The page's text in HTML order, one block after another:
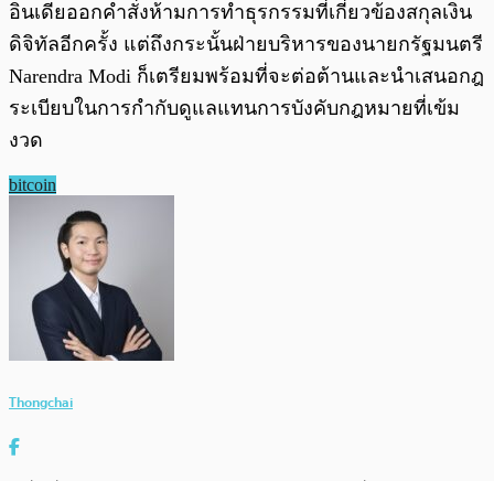
อินเดียออกคำสั่งห้ามการทำธุรกรรมที่เกี่ยวข้องสกุลเงิน
ดิจิทัลอีกครั้ง แต่ถึงกระนั้นฝ่ายบริหารของนายกรัฐมนตรี
Narendra Modi ก็เตรียมพร้อมที่จะต่อต้านและนำเสนอกฎ
ระเบียบในการกำกับดูแลแทนการบังคับกฎหมายที่เข้ม
งวด
bitcoin
Thongchai